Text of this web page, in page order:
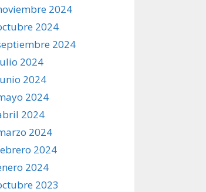
2024
2024
2024
2024
2024
2024
2024
2024
2024
2024
2023